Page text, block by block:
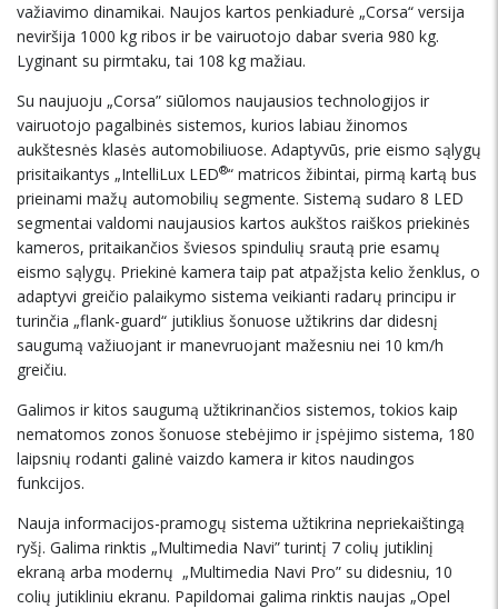
važiavimo dinamikai. Naujos kartos penkiadurė „Corsa“ versija
neviršija 1000 kg ribos ir be vairuotojo dabar sveria 980 kg.
Lyginant su pirmtaku, tai 108 kg mažiau.
Su naujuoju „Corsa” siūlomos naujausios technologijos ir
vairuotojo pagalbinės sistemos, kurios labiau žinomos
aukštesnės klasės automobiliuose. Adaptyvūs, prie eismo sąlygų
prisitaikantys „IntelliLux LED®“ matricos žibintai, pirmą kartą bus
prieinami mažų automobilių segmente. Sistemą sudaro 8 LED
segmentai valdomi naujausios kartos aukštos raiškos priekinės
kameros, pritaikančios šviesos spindulių srautą prie esamų
eismo sąlygų. Priekinė kamera taip pat atpažįsta kelio ženklus, o
adaptyvi greičio palaikymo sistema veikianti radarų principu ir
turinčia „flank-guard“ jutiklius šonuose užtikrins dar didesnį
saugumą važiuojant ir manevruojant mažesniu nei 10 km/h
greičiu.
Galimos ir kitos saugumą užtikrinančios sistemos, tokios kaip
nematomos zonos šonuose stebėjimo ir įspėjimo sistema, 180
laipsnių rodanti galinė vaizdo kamera ir kitos naudingos
funkcijos.
Nauja informacijos-pramogų sistema užtikrina nepriekaištingą
ryšį. Galima rinktis „Multimedia Navi” turintį 7 colių jutiklinį
ekraną arba modernų „Multimedia Navi Pro” su didesniu, 10
colių jutikliniu ekranu. Papildomai galima rinktis naujas „Opel